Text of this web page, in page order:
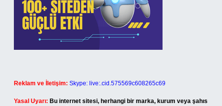
Reklam ve İletişim: Skype: live:.cid.575569c608265c69
Yasal Uyarı: Bu internet sitesi, herhangi bir marka, kurum veya şahıs